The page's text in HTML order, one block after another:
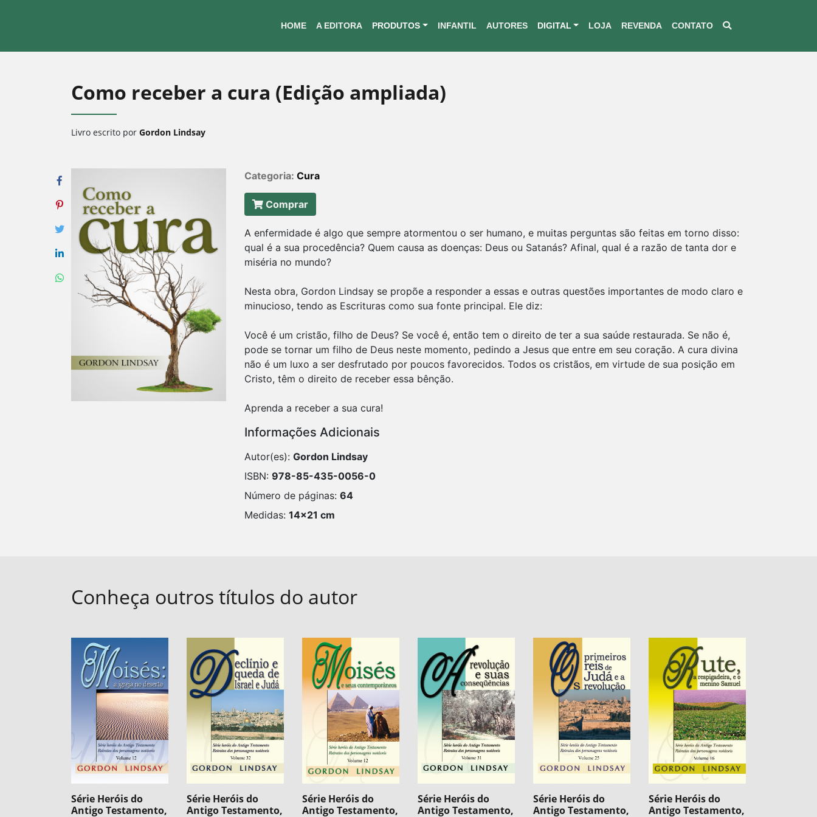
HOME A EDITORA PRODUTOS INFANTIL AUTORES DIGITAL LOJA REVENDA CONTATO
Como receber a cura (Edição ampliada)
Livro escrito por Gordon Lindsay
Categoria: Cura
Comprar
A enfermidade é algo que sempre atormentou o ser humano, e muitas perguntas são feitas em torno disso:
qual é a sua procedência? Quem causa as doenças: Deus ou Satanás? Afinal, qual é a razão de tanta dor e
miséria no mundo?
Nesta obra, Gordon Lindsay se propõe a responder a essas e outras questões importantes de modo claro e
minucioso, tendo as Escrituras como sua fonte principal. Ele diz:
Você é um cristão, filho de Deus? Se você é, então tem o direito de ter a sua saúde restaurada. Se não é,
pode se tornar um filho de Deus neste momento, pedindo a Jesus que entre em seu coração. A cura divina
não é um luxo a ser desfrutado por poucos favorecidos. Todos os cristãos, em virtude de sua posição em
Cristo, têm o direito de receber essa bênção.
Informações Adicionais
Autor(es): Gordon Lindsay
ISBN: 978-85-435-0056-0
Número de páginas: 64
Medidas: 14x21 cm
Conheça outros títulos do autor
Série Heróis do
Antigo Testamento,
Série Heróis do
Antigo Testamento,
Série Heróis do
Antigo Testamento,
Série Heróis do
Antigo Testamento,
Série Heróis do
Antigo Testamento,
Série Heróis do
Antigo Testamento,